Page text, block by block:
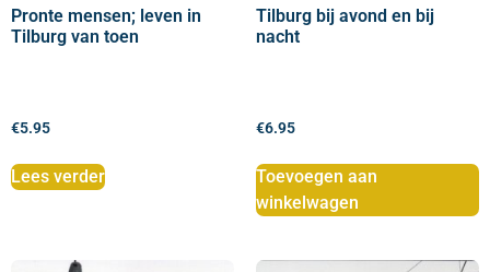
Pronte mensen; leven in
Tilburg van toen
€5.95
Lees verder
Tilburg bij avond en bij
nacht
€6.95
Toevoegen aan
winkelwagen